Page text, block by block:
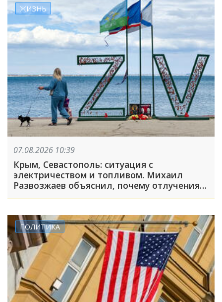
ЖИЗНЬ
07.08.2026 10:39
Крым, Севастополь: ситуация с
электричеством и топливом. Михаил
Развозжаев объяснил, почему отлучения
ПОЛИТИКА